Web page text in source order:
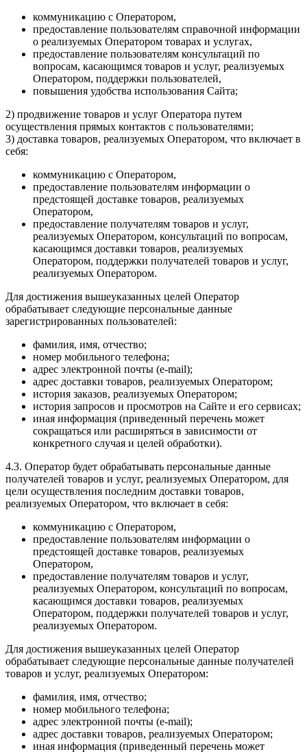
коммуникацию с Оператором,
предоставление пользователям справочной информации
о реализуемых Оператором товарах и услугах,
предоставление пользователям консультаций по
вопросам, касающимся товаров и услуг, реализуемых
Оператором, поддержки пользователей,
повышения удобства использования Сайта;
2) продвижение товаров и услуг Оператора путем
осуществления прямых контактов с пользователями;
3) доставка товаров, реализуемых Оператором, что включает в
себя:
коммуникацию с Оператором,
предоставление пользователям информации о
предстоящей доставке товаров, реализуемых
Оператором,
предоставление получателям товаров и услуг,
реализуемых Оператором, консультаций по вопросам,
касающимся доставки товаров, реализуемых
Оператором, поддержки получателей товаров и услуг,
реализуемых Оператором.
Для достижения вышеуказанных целей Оператор
обрабатывает следующие персональные данные
зарегистрированных пользователей:
фамилия, имя, отчество;
номер мобильного телефона;
адрес электронной почты (e-mail);
адрес доставки товаров, реализуемых Оператором;
история заказов, реализуемых Оператором;
история запросов и просмотров на Сайте и его сервисах;
иная информация (приведенный перечень может
сокращаться или расширяться в зависимости от
конкретного случая и целей обработки).
4.3. Оператор будет обрабатывать персональные данные
получателей товаров и услуг, реализуемых Оператором, для
цели осуществления последним доставки товаров,
реализуемых Оператором, что включает в себя:
коммуникацию с Оператором,
предоставление пользователям информации о
предстоящей доставке товаров, реализуемых
Оператором,
предоставление получателям товаров и услуг,
реализуемых Оператором, консультаций по вопросам,
касающимся доставки товаров, реализуемых
Оператором, поддержки получателей товаров и услуг,
реализуемых Оператором.
Для достижения вышеуказанных целей Оператор
обрабатывает следующие персональные данные получателей
товаров и услуг, реализуемых Оператором:
фамилия, имя, отчество;
номер мобильного телефона;
адрес электронной почты (e-mail);
адрес доставки товаров, реализуемых Оператором;
иная информация (приведенный перечень может